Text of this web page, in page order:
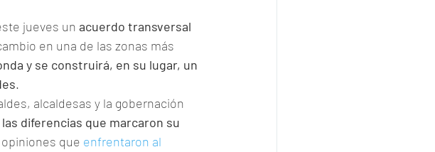
jueves un acuerdo transversal
en una de las zonas más
y se construirá, en su lugar, un
.
alcaldesas y la gobernación
las diferencias que marcaron su
que enfrentaron al